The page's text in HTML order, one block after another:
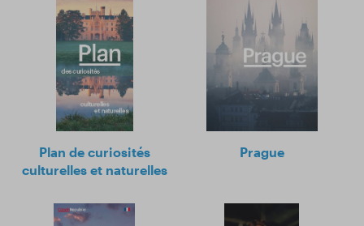
Plan de curiosités
culturelles et naturelles
Prague